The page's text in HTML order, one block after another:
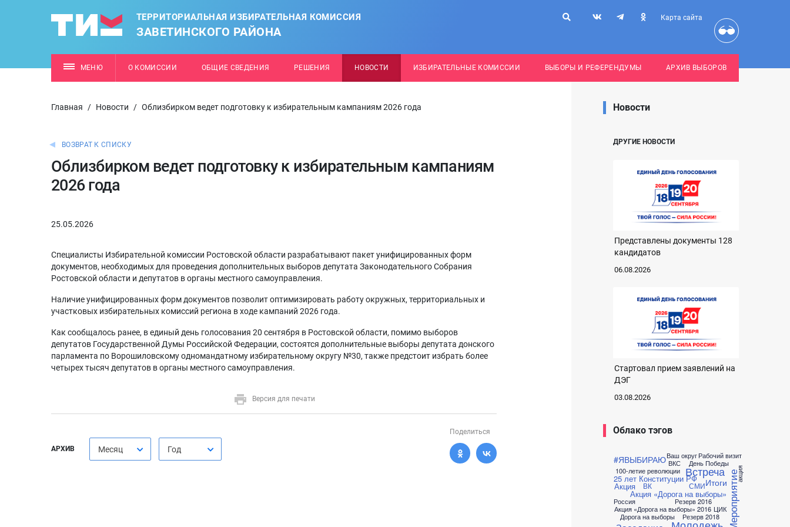
ТЕРРИТОРИАЛЬНАЯ ИЗБИРАТЕЛЬНАЯ КОМИССИЯ
ЗАВЕТИНСКОГО РАЙОНА
Карта сайта
МЕНЮ О КОМИССИИ ОБЩИЕ СВЕДЕНИЯ РЕШЕНИЯ НОВОСТИ ИЗБИРАТЕЛЬНЫЕ КОМИССИИ ВЫБОРЫ И РЕФЕРЕНДУМЫ АРХИВ ВЫБОРОВ
Главная / Новости / Облизбирком ведет подготовку к избирательным кампаниям 2026 года
ВОЗВРАТ К СПИСКУ
Облизбирком ведет подготовку к избирательным кампаниям
2026 года
25.05.2026
Специалисты Избирательной комиссии Ростовской области разрабатывают пакет унифицированных форм
документов, необходимых для проведения дополнительных выборов депутата Законодательного Собрания
Ростовской области и депутатов в органы местного самоуправления.
Наличие унифицированных форм документов позволит оптимизировать работу окружных, территориальных и
участковых избирательных комиссий региона в ходе кампаний 2026 года.
Как сообщалось ранее, в единый день голосования 20 сентября в Ростовской области, помимо выборов
депутатов Государственной Думы Российской Федерации, состоятся дополнительные выборы депутата донского
парламента по Ворошиловскому одномандатному избирательному округу №30, также предстоит избрать более
четырех тысяч депутатов в органы местного самоуправления.
Версия для печати
АРХИВ Месяц Год
Поделиться
Новости
ДРУГИЕ НОВОСТИ
Представлены документы 128
кандидатов
06.08.2026
Стартовал прием заявлений на
ДЭГ
03.08.2026
Облако тэгов
#ЯВЫБИРАЮ
100-летие революции
25 лет Конституции РФ
Акция
Акция «Дорога на выборы»
Акция «Дорога на выборы» 2016
ВК
ВКС
Ваш округ
Встреча
День Победы
Дорога на выборы
ИтогиМероприятие
Рабочий визит
Резерв 2016
Резерв 2018
Россия
СМИ
ЦИК
акция